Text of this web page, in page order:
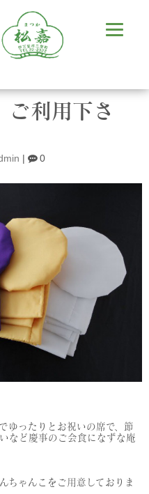
ご利用下さ
0
ゆったりとお祝いの席で、節
など慶事のご会食になずな庵
ちゃんこをご用意しておりま